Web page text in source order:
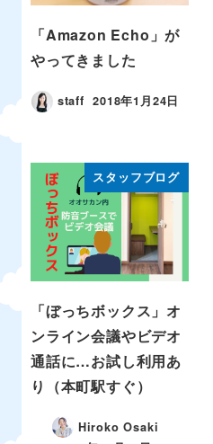
「Amazon Echo」が
やってきました
staff 2018年1月24日
スタッフブログ
「ぼっちボックス」オ
ンライン会議やビデオ
通話に…お試し利用あ
り（本町駅すぐ）
Hiroko Osaki